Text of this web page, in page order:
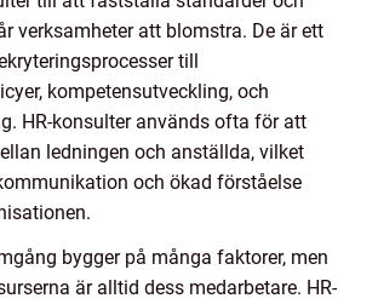
verksamheter att blomstra. De är ett
till
kompetensutveckling, och
HR-konsulter används ofta för att
ledningen och anställda, vilket
och ökad förståelse
bygger på många faktorer, men
är alltid dess medarbetare. HR-